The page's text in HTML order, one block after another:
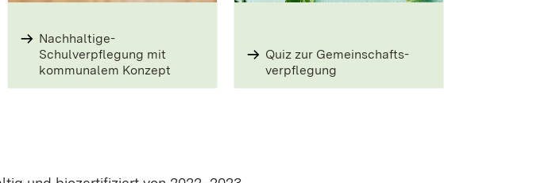
Nachhaltige­
Schulverpflegung­ mit
kommunalem­ Konzept
Quiz zur Gemeinschafts­
verpflegung